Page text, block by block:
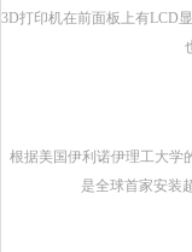
3D打印机在前面板上有LCD
根据美国伊利诺伊理工大学
是全球首家安装